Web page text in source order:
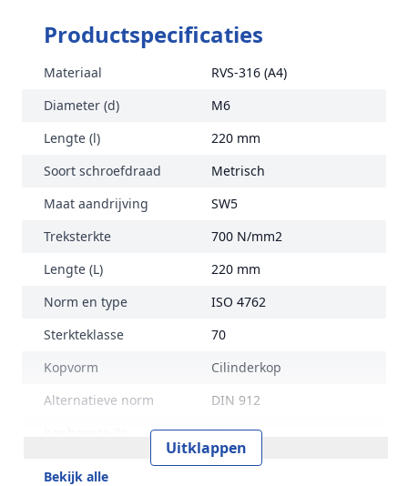
Productspecificaties
Materiaal
RVS-316 (A4)
Diameter (d)
M6
Lengte (l)
220 mm
Soort schroefdraad
Metrisch
Maat aandrijving
SW5
Treksterkte
700 N/mm2
Lengte (L)
220 mm
Norm en type
ISO 4762
Sterkteklasse
70
Kopvorm
Cilinderkop
Alternatieve norm
DIN 912
6 mm
10 mm
Uitklappen
Bekijk alle